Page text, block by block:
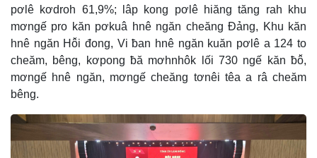
pơlê kơdroh 61,9%; lâp kong pơlê hiăng tăng rah khu
mơngế pro kăn pơkuâ hnê ngăn cheăng Đảng, Khu kăn
hnê ngăn Hô̆i đong, Vi ƀan hnê ngăn kuăn pơlê a 124 to
cheăm, bêng, kơpong ƀă mơhnhôk lối 730 ngế kăn ƀô̆,
mơngế hnê ngăn, mơngế cheăng tơnêi têa a râ cheăm
bêng.